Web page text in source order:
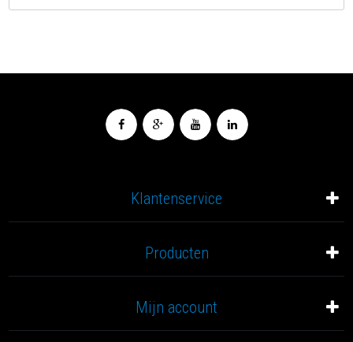
Klantenservice
Producten
Mijn account